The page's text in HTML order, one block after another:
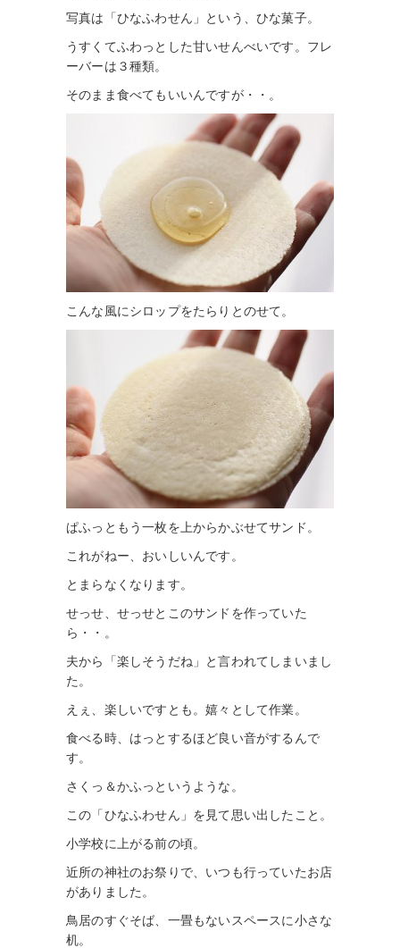
写真は「ひなふわせん」という、ひな菓子。
うすくてふわっとした甘いせんべいです。フレ
ーバーは３種類。
そのまま食べてもいいんですが・・。
こんな風にシロップをたらりとのせて。
ぱふっともう一枚を上からかぶせてサンド。
これがねー、おいしいんです。
とまらなくなります。
せっせ、せっせとこのサンドを作っていた
ら・・。
夫から「楽しそうだね」と言われてしまいまし
た。
えぇ、楽しいですとも。嬉々として作業。
食べる時、はっとするほど良い音がするんで
す。
さくっ＆かふっというような。
この「ひなふわせん」を見て思い出したこと。
小学校に上がる前の頃。
近所の神社のお祭りで、いつも行っていたお店
がありました。
鳥居のすぐそば、一畳もないスペースに小さな
机。